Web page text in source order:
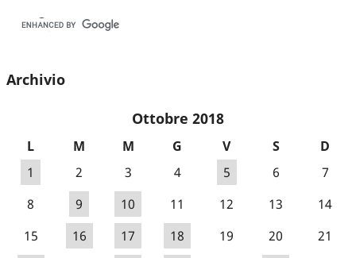
Archivio
Ottobre 2018
L M M G V S
D
1
2 3 4 5 6
7
8
9 10 11 12 13
14
15
16 17 18 19 20
21